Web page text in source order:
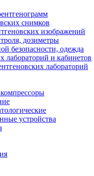
снимков
изображений
дозиметры
безопасности, одежда
лабораторий и кабинетов
лабораторий
устройства